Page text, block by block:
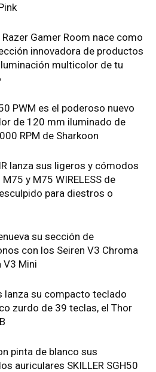
Razer Gamer Room nace como
innovadora de productos
multicolor de tu
PWM es el poderoso nuevo
de 120 mm iluminado de
RPM de Sharkoon
lanza sus ligeros y cómodos
y M75 WIRELESS de
para diestros o
su sección de
con los Seiren V3 Chroma
V3 Mini
lanza su compacto teclado
zurdo de 39 teclas, el Thor
pinta de blanco sus
auriculares SKILLER SGH50